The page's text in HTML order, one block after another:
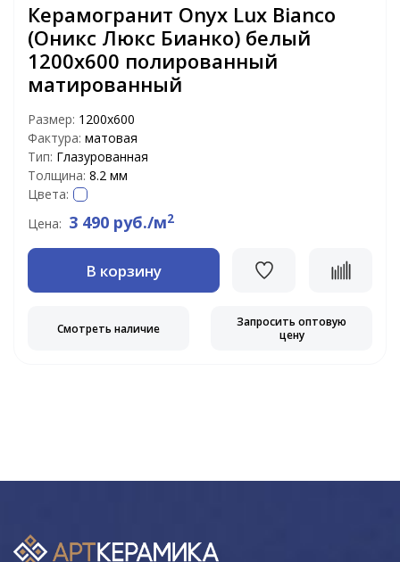
Керамогранит Onyx Lux Bianco
(Оникс Люкс Бианко) белый
1200х600 полированный
матированный
Размер: 1200x600
Фактура: матовая
Тип: Глазурованная
Толщина: 8.2 мм
Цвета:
Цена: 3 490 руб./м2
В корзину
Смотреть наличие
Запросить оптовую
цену